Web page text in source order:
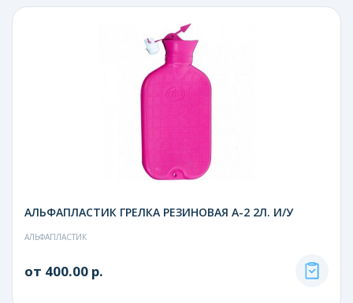
АЛЬФАПЛАСТИК ГРЕЛКА РЕЗИНОВАЯ А-2 2Л. И/У
АЛЬФАПЛАСТИК
от 400.00 р.